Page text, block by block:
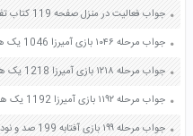
جواب فعالیت در منزل صفحه 119 کتاب تفکر و سبک زندگی هشتم درباره عادت ها
جواب مرحله ۱۰۴۶ بازی آمیرزا 1046 یک هزار و چهل و شش پاسخ
جواب مرحله ۱۲۱۸ بازی آمیرزا 1218 یک هزار و دویست و هجده پاسخ
جواب مرحله ۱۱۹۲ بازی آمیرزا 1192 یک هزار و صد و نود و دو پاسخ
جواب مرحله ۱۹۹ بازی آفتابه 199 صد و نود و نه پاسخ